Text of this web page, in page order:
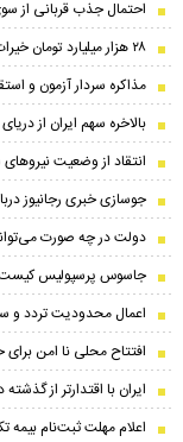
احتمال جذب قربانی از
۲۸ هزار میلیارد تومان خیرات برای انجام وظیفه دولت!
مذاکره سردار آزمون و
بالاخره سهم ایران از
انتقاد از وضعیت
جوسازی خبری رجانیوز
دولت در چه صورت
جاسوس پرسپولیس کیست؟/
اعمال محدودیت تردد و
افتتاح محلی نا امن برای
ایران با اقتدارتر از
اعلام مهلت ثبت‌نام بیمه